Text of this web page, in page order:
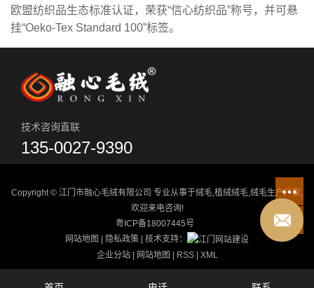
欧盟纺织品生态标准认证，荣获“信心纺织品”称号，并可悬
挂“Oeko-Tex Standard 100”标签。
技术咨询直联
135-0027-9390
Copyright © 江门市融心毛绒有限公司 专业从事于绒毛,植绒绒毛,绒毛生产厂家,
欢迎来电咨询!
粤ICP备18007445号
网站地图
隐私政策 | 技术支持：
企业分站| 网站地图 RSS| XML